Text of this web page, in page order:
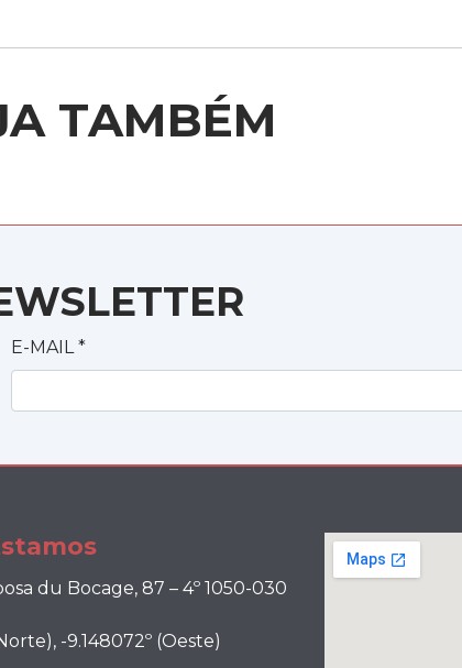
TAMBÉM
E-MAIL*
du Bocage, 87 – 4º 1050-030
-9.148072º (Oeste)